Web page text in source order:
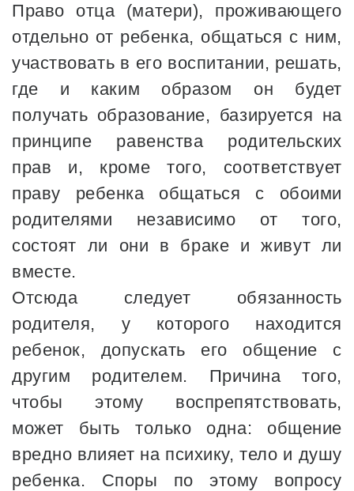
Право отца (матери), проживающего
отдельно от ребенка, общаться с ним,
участвовать в его воспитании, решать,
где и каким образом он будет
получать образование, базируется на
принципе равенства родительских
прав и, кроме того, соответствует
праву ребенка общаться с обоими
родителями независимо от того,
состоят ли они в браке и живут ли
вместе.
Отсюда следует обязанность
родителя, у которого находится
ребенок, допускать его общение с
другим родителем. Причина того,
чтобы этому воспрепятствовать,
может быть только одна: общение
вредно влияет на психику, тело и душу
ребенка. Споры по этому вопросу